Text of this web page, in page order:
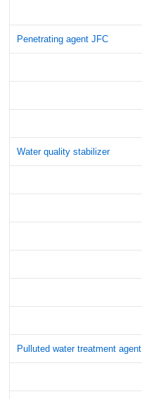
Penetrating agent JFC
Water quality stabilizer
Pulluted water treatment agent